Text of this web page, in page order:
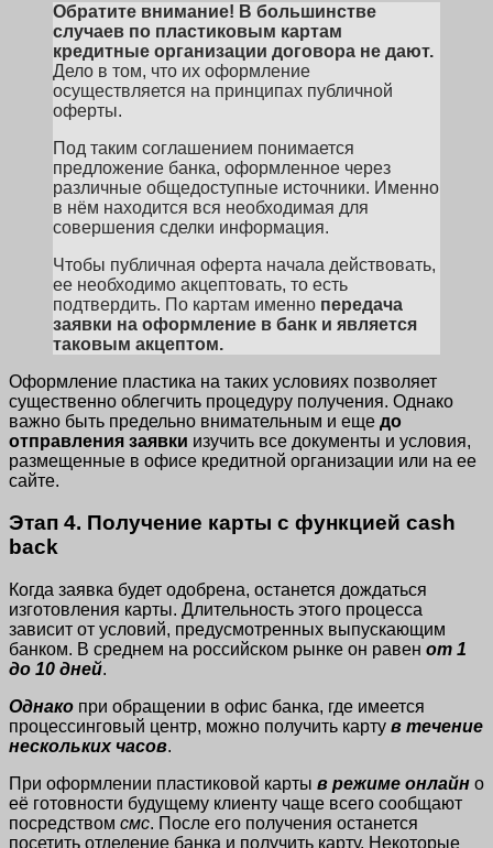
Обратите внимание! В большинстве
случаев по пластиковым картам
кредитные организации договора не дают.
Дело в том, что их оформление
осуществляется на принципах публичной
оферты.
Под таким соглашением понимается
предложение банка, оформленное через
различные общедоступные источники. Именно
в нём находится вся необходимая для
совершения сделки информация.
Чтобы публичная оферта начала действовать,
ее необходимо акцептовать, то есть
подтвердить. По картам именно передача
заявки на оформление в банк и является
таковым акцептом.
Оформление пластика на таких условиях позволяет
существенно облегчить процедуру получения. Однако
важно быть предельно внимательным и еще до
отправления заявки изучить все документы и условия,
размещенные в офисе кредитной организации или на ее
сайте.
Этап 4. Получение карты с функцией cash
back
Когда заявка будет одобрена, останется дождаться
изготовления карты. Длительность этого процесса
зависит от условий, предусмотренных выпускающим
банком. В среднем на российском рынке он равен от 1
до 10 дней.
Однако при обращении в офис банка, где имеется
процессинговый центр, можно получить карту в течение
нескольких часов.
При оформлении пластиковой карты в режиме онлайн о
её готовности будущему клиенту чаще всего сообщают
посредством смс. После его получения останется
посетить отделение банка и получить карту. Некоторые